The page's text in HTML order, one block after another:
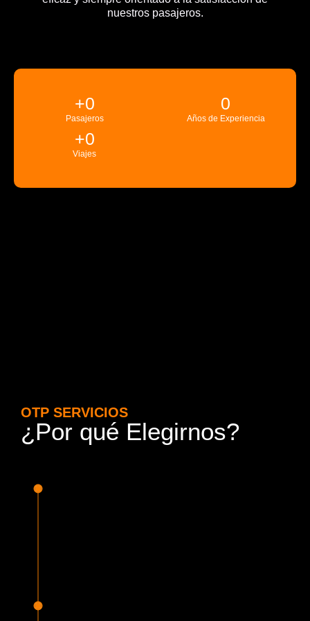
nuestros pasajeros.
Pasajeros
+0
Años de Experiencia
0
Viajes
+0
OTP SERVICIOS
¿Por qué Elegirnos?